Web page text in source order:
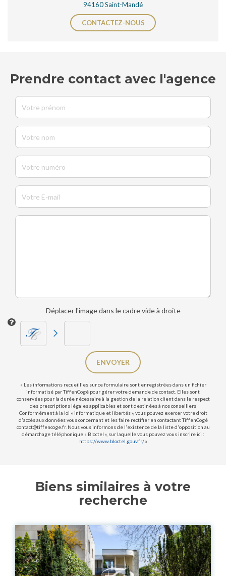
94160 Saint-Mandé
CONTACTEZ-NOUS
Prendre contact avec l'agence
Déplacer l'image dans le cadre vide à droite
ENVOYER
« Les informations recueillies sur ce formulaire sont enregistrées dans un fichier
informatisé par TiffenCogé pour gérer votre demande de contact. Elles sont
conservées pour la durée nécessaire à la gestion de la relation client dans le respect
des prescriptions légales applicables et sont destinées à nos conseillers
Conformément à la loi « informatique et libertés », vous pouvez exercer votre droit
d'accès aux données vous concernant et les faire rectifier en contactant TiffenCogé
contact@tiffencoge.fr. Nous vous informons de l'existence de la liste d'opposition au
démarchage téléphonique « Bloctel », sur laquelle vous pouvez vous inscrire ici :
https://www.bloctel.gouv.fr/»
Biens similaires à votre
recherche